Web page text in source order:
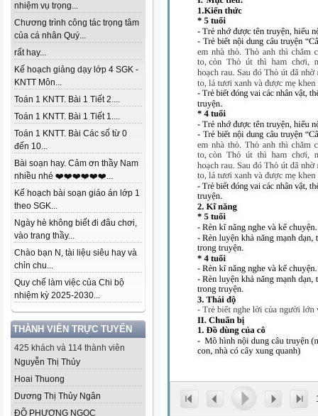
nhiệm vụ trọng...
Chương trình công tác trọng tâm
của cá nhân Quý...
rất hay...
Kế hoạch giảng dạy lớp 4 SGK -
KNTT Môn...
Toán 1 KNTT. Bài 1 Tiết 2....
Toán 1 KNTT. Bài 1 Tiết 1....
Toán 1 KNTT. Bài Các số từ 0
đến 10...
Bài soạn hay. Cảm ơn thầy Nam
nhiều nhé ❤️❤️❤️❤️❤️❤️...
Kế hoạch bài soạn giáo án lớp 1
theo SGK...
Ngày hè không biết đi đâu chơi,
vào trang thầy...
Chào bạn N, tài liệu siêu hay và
chỉn chu...
Quy chế làm việc của Chi bộ
nhiệm kỳ 2025-2030...
THÀNH VIÊN TRỰC TUYẾN
425 khách và 114 thành viên
Nguyễn Thị Thủy
Hoai Thuong
Dương Thị Thủy Ngân
ĐÕ PHƯƠNG NGỌC